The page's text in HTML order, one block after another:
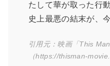
たして華が取った行
史上最悪の結末が、
引用元：映画「This
（https://thisman-